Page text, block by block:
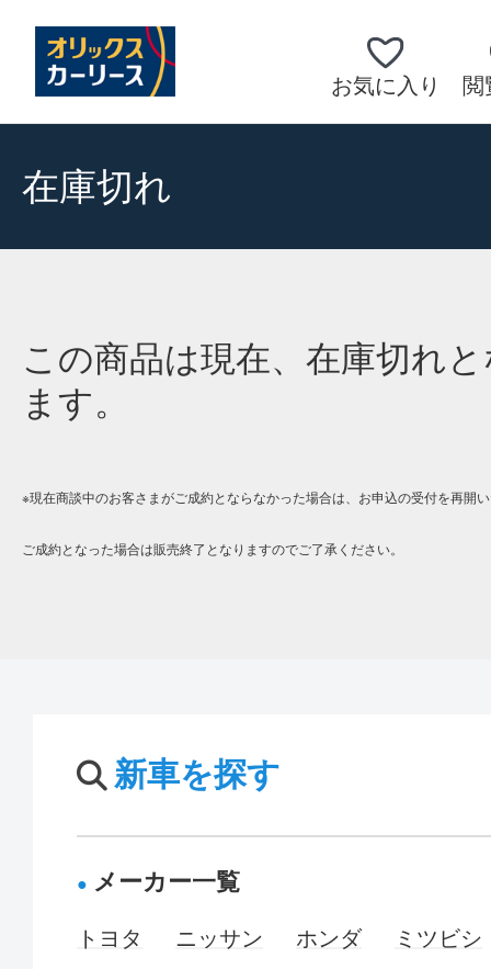
お気に入り 閲
在庫切れ
この商品は現在、在庫切れ
ます。
※現在商談中のお客さまがご成約とならなかった場合は、お申込の受付を再開
ご成約となった場合は販売終了となりますのでご了承ください。
新車を探す
メーカー一覧
トヨタ ニッサン ホンダ
ミツビシ